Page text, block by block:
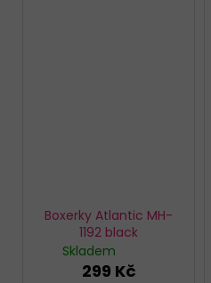
Boxerky Atlantic MH-
1192 black
Skladem
299 Kč